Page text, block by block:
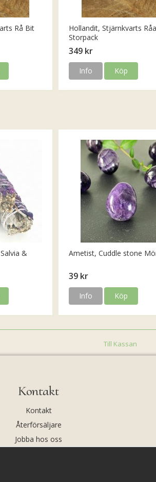
Rå Bit
Hollandit, Stjärnkvarts Råa
Storpack
349 kr
Info Köp
&
Ametist, Cuddle stone
39 kr
Info Köp
Till Kassan
Kontakt
Kontakt
Återförsäljare
Jobba hos oss